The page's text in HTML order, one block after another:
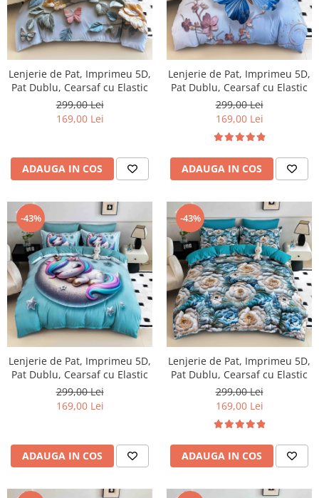
Lenjerie de Pat, Imprimeu 5D,
Pat Dublu, Cearsaf cu Elastic
299,00 Lei
169,00 Lei
ADAUGA IN COS
Lenjerie de Pat, Imprimeu 5D,
Pat Dublu, Cearsaf cu Elastic
299,00 Lei
169,00 Lei
ADAUGA IN COS
-43%
Lenjerie de Pat, Imprimeu 5D,
Pat Dublu, Cearsaf cu Elastic
299,00 Lei
169,00 Lei
ADAUGA IN COS
-43%
Lenjerie de Pat, Imprimeu 5D,
Pat Dublu, Cearsaf cu Elastic
299,00 Lei
169,00 Lei
ADAUGA IN COS